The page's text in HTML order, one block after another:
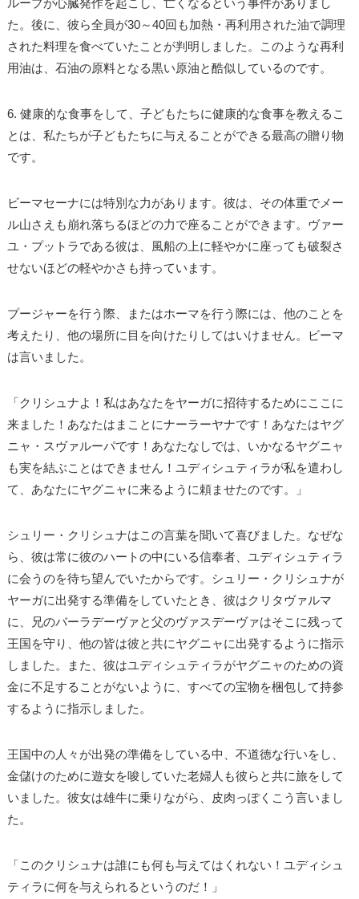
ループが心臓発作を起こし、亡くなるという事件がありまし
た。後に、彼ら全員が30～40回も加熱・再利用された油で調理
された料理を食べていたことが判明しました。このような再利
用油は、石油の原料となる黒い原油と酷似しているのです。
6. 健康的な食事をして、子どもたちに健康的な食事を教えるこ
とは、私たちが子どもたちに与えることができる最高の贈り物
です。
ビーマセーナには特別な力があります。彼は、その体重でメー
ル山さえも崩れ落ちるほどの力で座ることができます。ヴァー
ユ・プットラである彼は、風船の上に軽やかに座っても破裂さ
せないほどの軽やかさも持っています。
プージャーを行う際、またはホーマを行う際には、他のことを
考えたり、他の場所に目を向けたりしてはいけません。ビーマ
は言いました。
「クリシュナよ！私はあなたをヤーガに招待するためにここに
来ました！あなたはまことにナーラーヤナです！あなたはヤグ
ニャ・スヴァルーパです！あなたなしでは、いかなるヤグニャ
も実を結ぶことはできません！ユディシュティラが私を遣わし
て、あなたにヤグニャに来るように頼ませたのです。」
シュリー・クリシュナはこの言葉を聞いて喜びました。なぜな
ら、彼は常に彼のハートの中にいる信奉者、ユディシュティラ
に会うのを待ち望んでいたからです。シュリー・クリシュナが
ヤーガに出発する準備をしていたとき、彼はクリタヴァルマ
に、兄のバーラデーヴァと父のヴァスデーヴァはそこに残って
王国を守り、他の皆は彼と共にヤグニャに出発するように指示
しました。また、彼はユディシュティラがヤグニャのための資
金に不足することがないように、すべての宝物を梱包して持参
するように指示しました。
王国中の人々が出発の準備をしている中、不道徳な行いをし、
金儲けのために遊女を唆していた老婦人も彼らと共に旅をして
いました。彼女は雄牛に乗りながら、皮肉っぽくこう言いまし
た。
「このクリシュナは誰にも何も与えてはくれない！ユディシュ
ティラに何を与えられるというのだ！」